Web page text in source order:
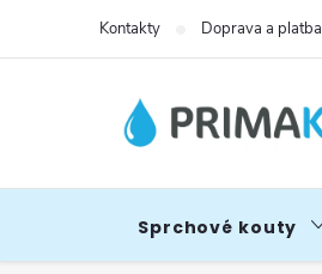
Kontakty Doprava a platba
Sprchové kouty